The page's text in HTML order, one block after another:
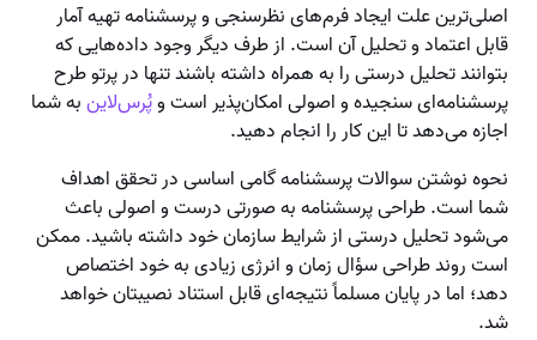
اصلی‌ترین علت ایجاد فرم‌های نظرسنجی و پرسشنامه تهیه آمار
قابل اعتماد و تحلیل آن است. از طرف دیگر وجود داده‌هایی که
بتوانند تحلیل درستی را به همراه داشته باشند تنها در پرتو طرح
پرسشنامه‌ای سنجیده و اصولی امکان‌پذیر است وپُرس‌لاینبه شما
اجازه می‌دهد تا این کار را انجام دهید.
نحوه نوشتن سوالات پرسشنامه گامی اساسی در تحقق اهداف
شما است. طراحی پرسشنامه به صورتی درست و اصولی باعث
می‌شود تحلیل درستی از شرایط سازمان خود داشته باشید. ممکن
است روند طراحی سؤال زمان و انرژی زیادی به خود اختصاص
دهد؛ اما در پایان مسلماً نتیجه‌ای قابل استناد نصیبتان خواهد
شد.